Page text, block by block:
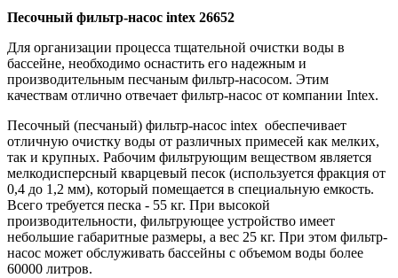
Песочный фильтр-насос intex 26652
Для организации процесса тщательной очистки воды в
бассейне, необходимо оснастить его надежным и
производительным песчаным фильтр-насосом. Этим
качествам отлично отвечает фильтр-насос от компании Intex.
Песочный (песчаный) фильтр-насос intex обеспечивает
отличную очистку воды от различных примесей как мелких,
так и крупных. Рабочим фильтрующим веществом является
мелкодисперсный кварцевый песок (используется фракция от
0,4 до 1,2 мм), который помещается в специальную емкость.
Всего требуется песка - 55 кг. При высокой
производительности, фильтрующее устройство имеет
небольшие габаритные размеры, а вес 25 кг. При этом фильтр-
насос может обслуживать бассейны с объемом воды более
60000 литров.